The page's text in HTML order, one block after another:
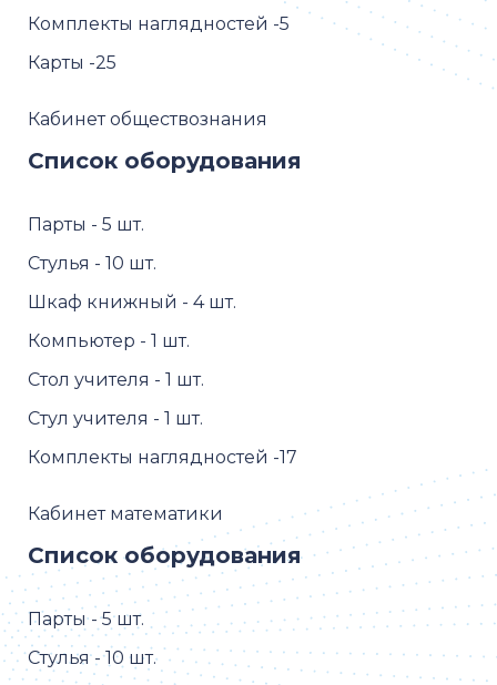
Комплекты наглядностей -5
Карты -25
Кабинет обществознания
Список оборудования
Парты - 5 шт.
Стулья - 10 шт.
Шкаф книжный - 4 шт.
Компьютер - 1 шт.
Стол учителя - 1 шт.
Стул учителя - 1 шт.
Комплекты наглядностей -17
Кабинет математики
Список оборудования
Парты - 5 шт.
Стулья - 10 шт.